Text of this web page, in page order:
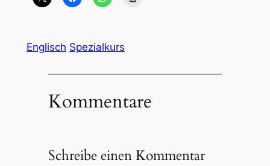
Englisch Spezialkurs
Kommentare
Schreibe einen Kommentar